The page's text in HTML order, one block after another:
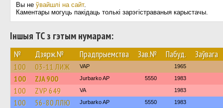
Вы не ўвайшлі на сайт.
Каментары могуць пакідаць толькі зарэгістраваныя карыстачы.
Іншыя ТС з гэтым нумарам:
№ Дзярж.№ Прадпрыемства Зав.№ Пабуд. Заўвага
100 03-11 ЛИЖ VAP 1965
100 ZJA 900 Jurbarko AP 5550 1983
100 ZVP 649 VA 1983
100 56-80 ЛЛЮ Jurbarko AP 5550 1983